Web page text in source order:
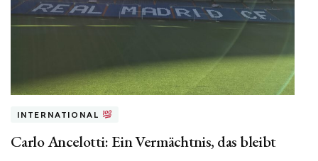
INTERNATIONAL
Carlo Ancelotti: Ein Vermächtnis, das bleibt